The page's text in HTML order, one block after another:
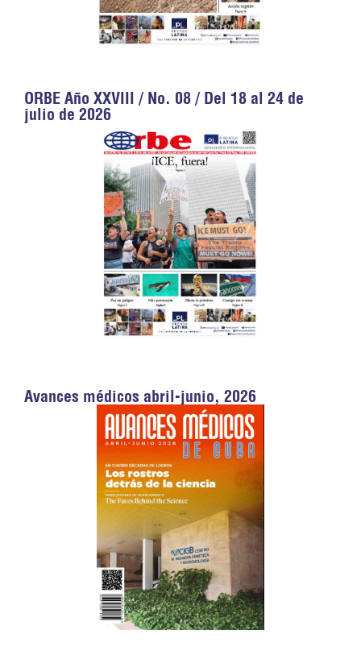
ORBE Año XXVIII / No. 08 / Del 18 al 24 de
julio de 2026
Avances médicos abril-junio, 2026